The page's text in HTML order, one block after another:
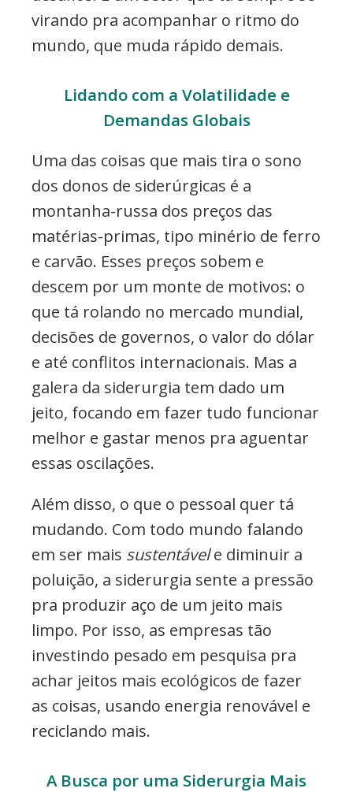
virando pra acompanhar o ritmo do
mundo, que muda rápido demais.
Lidando com a Volatilidade e
Demandas Globais
Uma das coisas que mais tira o sono
dos donos de siderúrgicas é a
montanha-russa dos preços das
matérias-primas, tipo minério de ferro
e carvão. Esses preços sobem e
descem por um monte de motivos: o
que tá rolando no mercado mundial,
decisões de governos, o valor do dólar
e até conflitos internacionais. Mas a
galera da siderurgia tem dado um
jeito, focando em fazer tudo funcionar
melhor e gastar menos pra aguentar
essas oscilações.
Além disso, o que o pessoal quer tá
mudando. Com todo mundo falando
em ser mais sustentávele diminuir a
poluição, a siderurgia sente a pressão
pra produzir aço de um jeito mais
limpo. Por isso, as empresas tão
investindo pesado em pesquisa pra
achar jeitos mais ecológicos de fazer
as coisas, usando energia renovável e
reciclando mais.
A Busca por uma Siderurgia Mais